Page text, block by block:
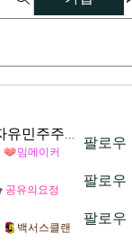
민트초코(a.k.a 자유민주주의 및 시장경제 가치수호)
밈메이커
팔로우
공유의요정
팔로우
백서스클랜
팔로우